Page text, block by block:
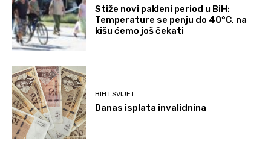
Stiže novi pakleni period u BiH:
Temperature se penju do 40°C, na
kišu ćemo još čekati
BIH I SVIJET
Danas isplata invalidnina